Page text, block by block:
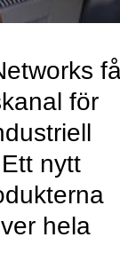
för
nytt
hela